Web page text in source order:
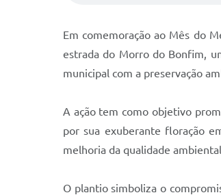
Em comemoração ao Mês do
estrada do Morro do Bonfim,
municipal com a preservação
A ação tem como objetivo
por sua exuberante floração
melhoria da qualidade
O plantio simboliza o